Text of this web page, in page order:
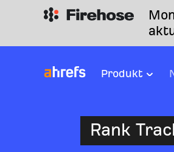
Produkt
Rank